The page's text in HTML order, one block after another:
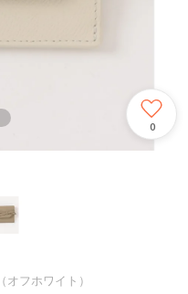
0
オフホワイト）